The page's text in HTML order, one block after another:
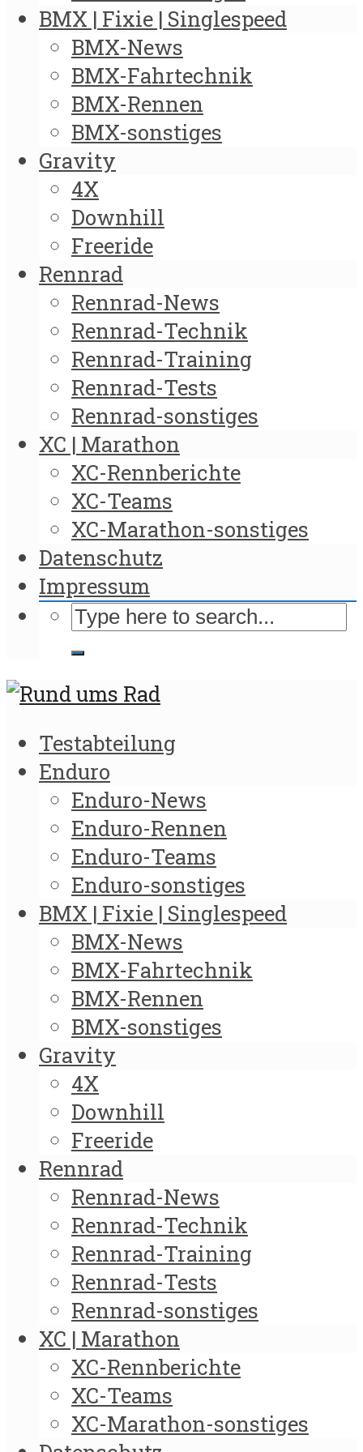
BMX | Fixie | Singlespeed
BMX-News
BMX-Fahrtechnik
BMX-Rennen
BMX-sonstiges
Gravity
4X
Downhill
Freeride
Rennrad
Rennrad-News
Rennrad-Technik
Rennrad-Training
Rennrad-Tests
Rennrad-sonstiges
XC | Marathon
XC-Rennberichte
XC-Teams
XC-Marathon-sonstiges
Datenschutz
Impressum
Testabteilung
Enduro
Enduro-News
Enduro-Rennen
Enduro-Teams
Enduro-sonstiges
BMX | Fixie | Singlespeed
BMX-News
BMX-Fahrtechnik
BMX-Rennen
BMX-sonstiges
Gravity
4X
Downhill
Freeride
Rennrad
Rennrad-News
Rennrad-Technik
Rennrad-Training
Rennrad-Tests
Rennrad-sonstiges
XC | Marathon
XC-Rennberichte
XC-Teams
XC-Marathon-sonstiges